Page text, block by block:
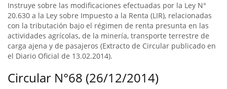
Instruye sobre las modificaciones efectuadas por la Ley N°
20.630 a la Ley sobre Impuesto a la Renta (LIR), relacionadas
con la tributación bajo el régimen de renta presunta en las
actividades agrícolas, de la minería, transporte terrestre de
carga ajena y de pasajeros (Extracto de Circular publicado en
el Diario Oficial de 13.02.2014).
Circular N°68 (26/12/2014)